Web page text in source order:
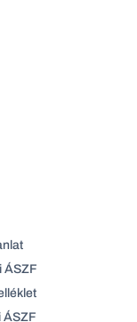
ÁSZF
ÁSZF